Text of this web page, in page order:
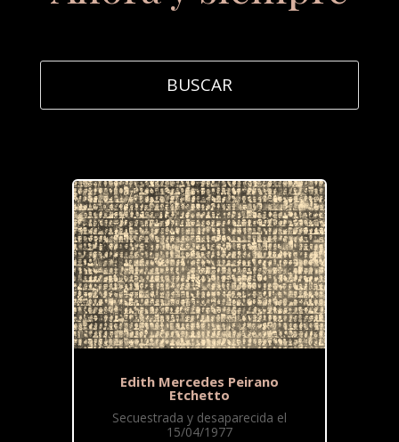
Edith Mercedes Peirano
Etchetto
Secuestrada y desaparecida el
15/04/1977